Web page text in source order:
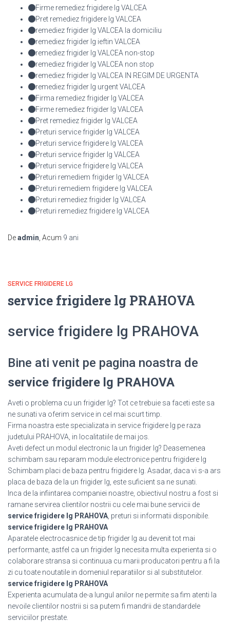
Firme remediez frigidere lg VALCEA
Pret remediez frigidere lg VALCEA
remediez frigider lg VALCEA la domiciliu
remediez frigider lg ieftin VALCEA
remediez frigider lg VALCEA non-stop
remediez frigider lg VALCEA non stop
remediez frigider lg VALCEA IN REGIM DE URGENTA
remediez frigider lg urgent VALCEA
Firma remediez frigider lg VALCEA
Firme remediez frigider lg VALCEA
Pret remediez frigider lg VALCEA
Preturi service frigider lg VALCEA
Preturi service frigidere lg VALCEA
Preturi service frigider lg VALCEA
Preturi service frigidere lg VALCEA
Preturi remediem frigider lg VALCEA
Preturi remediem frigidere lg VALCEA
Preturi remediez frigider lg VALCEA
Preturi remediez frigidere lg VALCEA
Deadmin , Acum 9 ani
SERVICE FRIGIDERE LG
service frigidere lg PRAHOVA
service frigidere lg PRAHOVA
Bine ati venit pe pagina noastra de
service frigidere lg PRAHOVA
Aveti o problema cu un frigider lg? Tot ce trebuie sa faceti este sa
ne sunati va oferim service in cel mai scurt timp.
Firma noastra este specializata in service frigidere lg pe raza
judetului PRAHOVA, in localitatiile de mai jos.
Aveti defect un modul electronic la un frigider lg? Deasemenea
schimbam sau reparam module electronice pentru frigidere lg
Schimbam placi de baza pentru frigidere lg. Asadar, daca vi s-a ars
placa de baza de la un frigider lg, este suficient sa ne sunati.
Inca de la infiintarea companiei noastre, obiectivul nostru a fost si
ramane servirea clientilor nostrii cu cele mai bune servicii de
service frigidere lg PRAHOVA , preturi si informatii disponibile.
service frigidere lg PRAHOVA
Aparatele electrocasnice de tip frigider lg au devenit tot mai
performante, astfel ca un frigider lg necesita multa experienta si o
colaborare stransa si continuua cu marii producatori pentru a fi la
zi cu toate noutatile in domeniul reparatiilor si al substitutelor.
service frigidere lg PRAHOVA
Experienta acumulata de-a lungul anilor ne permite sa fim atenti la
nevoile clientilor nostrii si sa putem fi mandrii de standardele
serviciilor prestate.